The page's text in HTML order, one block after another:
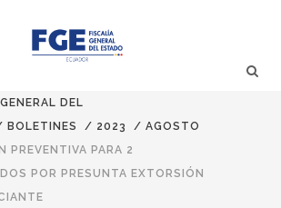
DEL
BOLETINES / 2023 / AGOSTO
PREVENTIVA PARA 2
POR PRESUNTA EXTORSIÓN